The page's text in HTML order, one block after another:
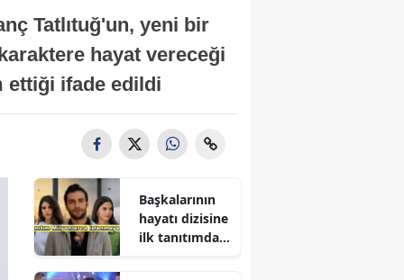
Tatlıtuğ'un, yeni bir
hayat vereceği
ettiği ifade edildi
Başkalarının
hayatı dizisine
ilk tanıtımdan